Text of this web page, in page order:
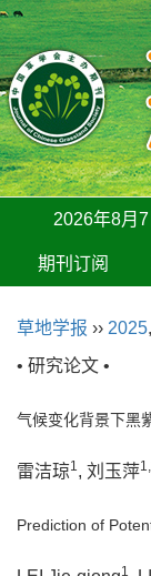
2026年8月
期刊订阅
草地学报 ›› 2025,
• 研究论文 •
气候变化背景下黑
雷洁琼1, 刘玉萍
Prediction of
1